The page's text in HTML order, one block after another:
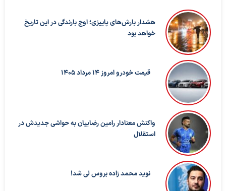
هشدار بارش‌های پاییزی؛ اوج بارندگی در این تاریخ
خواهد بود
قیمت خودرو امروز 14 مرداد 1405
واکنش معنادار رامین رضاییان به حواشی جدیدش در
استقلال
نوید محمد زاده بروس لی شد!